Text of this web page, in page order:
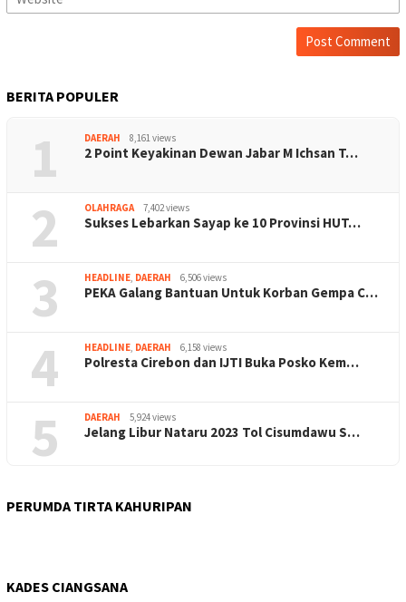
BERITA POPULER
1 DAERAH 8,161 views
2 Point Keyakinan Dewan Jabar M Ichsan T…
2 OLAHRAGA 7,402 views
Sukses Lebarkan Sayap ke 10 Provinsi HUT…
3 HEADLINE, DAERAH 6,506 views
PEKA Galang Bantuan Untuk Korban Gempa C…
4 HEADLINE, DAERAH 6,158 views
Polresta Cirebon dan IJTI Buka Posko Kem…
5 DAERAH 5,924 views
Jelang Libur Nataru 2023 Tol Cisumdawu S…
PERUMDA TIRTA KAHURIPAN
KADES CIANGSANA